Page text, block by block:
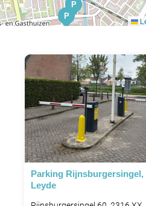
P
P
Parking Rijnsburgersingel,
Leyde